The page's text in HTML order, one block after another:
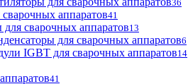
36
аппаратов41
сварочных аппаратов13
для сварочных аппаратов6
IGBT для сварочных аппаратов14
41